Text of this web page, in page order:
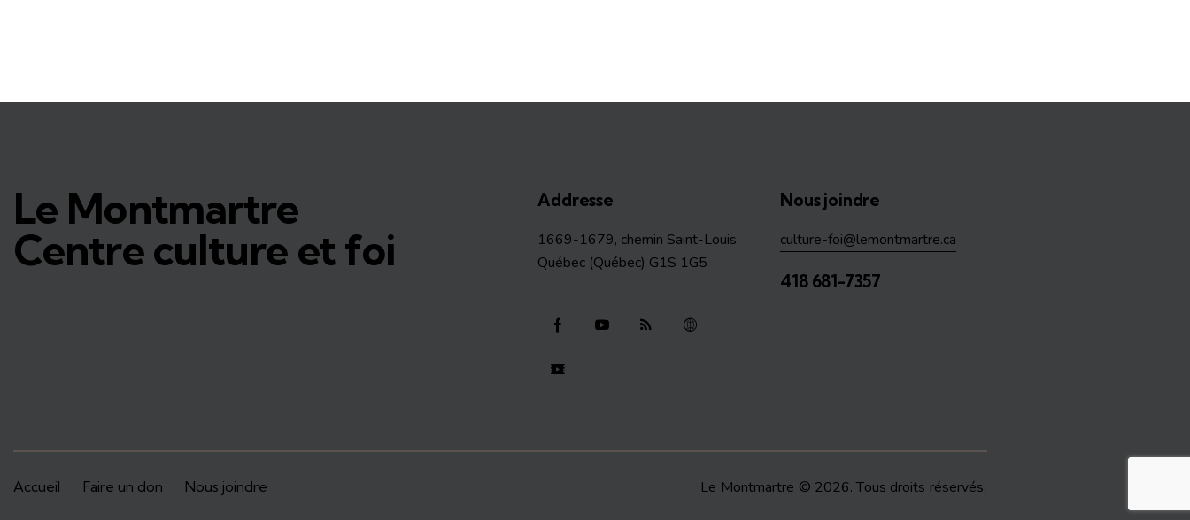
Le Montmartre
Centre culture et foi
Addresse
1669-1679, chemin Saint-Louis
Québec (Québec) G1S 1G5
Nous joindre
culture-foi@lemontmartre.ca
418 681-7357
Accueil Faire un don Nous joindre Le Montmartre © 2026. Tous droits réservés.